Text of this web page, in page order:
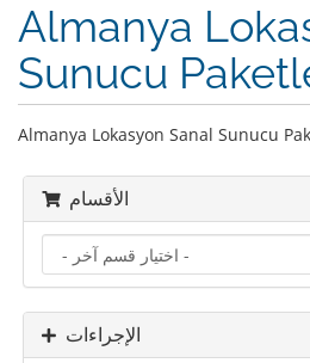
Almanya
Sunucu
Almanya Lokasyon Sanal Sunucu
الأقسام
الإجراءات